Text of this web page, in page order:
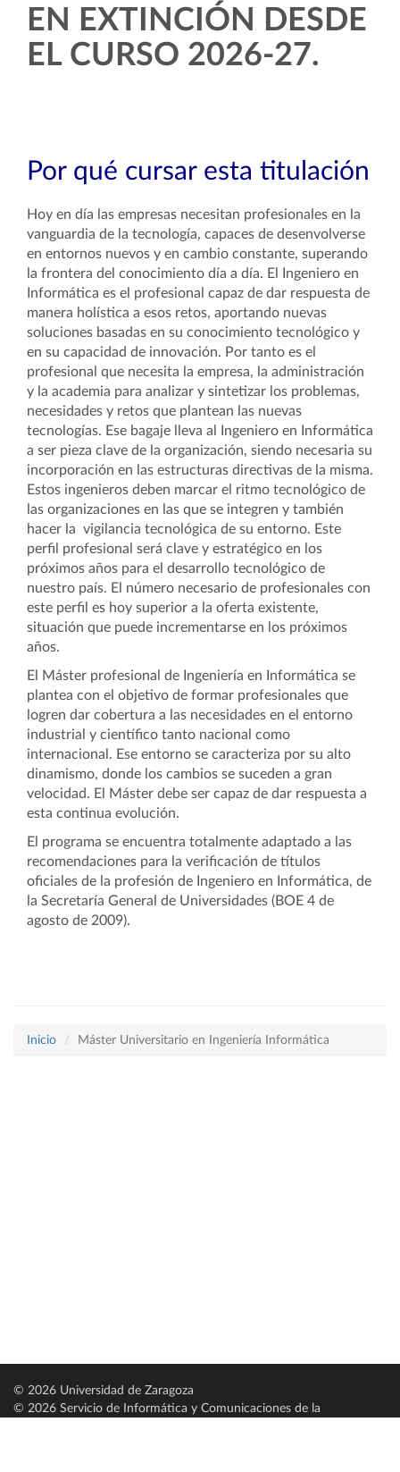
EN EXTINCIÓN DESDE
EL CURSO 2026-27.
Por qué cursar esta titulación
Hoy en día las empresas necesitan profesionales en la
vanguardia de la tecnología, capaces de desenvolverse
en entornos nuevos y en cambio constante, superando
la frontera del conocimiento día a día. El Ingeniero en
Informática es el profesional capaz de dar respuesta de
manera holística a esos retos, aportando nuevas
soluciones basadas en su conocimiento tecnológico y
en su capacidad de innovación. Por tanto es el
profesional que necesita la empresa, la administración
y la academia para analizar y sintetizar los problemas,
necesidades y retos que plantean las nuevas
tecnologías. Ese bagaje lleva al Ingeniero en Informática
a ser pieza clave de la organización, siendo necesaria su
incorporación en las estructuras directivas de la misma.
Estos ingenieros deben marcar el ritmo tecnológico de
las organizaciones en las que se integren y también
hacer la vigilancia tecnológica de su entorno. Este
perfil profesional será clave y estratégico en los
próximos años para el desarrollo tecnológico de
nuestro país. El número necesario de profesionales con
este perfil es hoy superior a la oferta existente,
situación que puede incrementarse en los próximos
años.
El Máster profesional de Ingeniería en Informática se
plantea con el objetivo de formar profesionales que
logren dar cobertura a las necesidades en el entorno
industrial y científico tanto nacional como
internacional. Ese entorno se caracteriza por su alto
dinamismo, donde los cambios se suceden a gran
velocidad. El Máster debe ser capaz de dar respuesta a
esta continua evolución.
El programa se encuentra totalmente adaptado a las
recomendaciones para la verificación de títulos
oficiales de la profesión de Ingeniero en Informática, de
la Secretaría General de Universidades (BOE 4 de
agosto de 2009).
Inicio Máster Universitario en Ingeniería Informática
© 2026 Universidad de Zaragoza
© 2026 Servicio de Informática y Comunicaciones de la